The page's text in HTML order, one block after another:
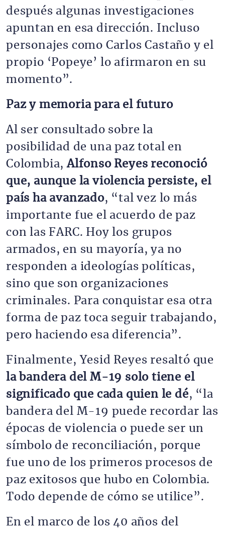
después algunas investigaciones
apuntan en esa dirección. Incluso
personajes como Carlos Castaño y el
propio ‘Popeye’ lo afirmaron en su
momento”.
Paz y memoria para el futuro
Al ser consultado sobre la
posibilidad de una paz total en
Colombia,Alfonso Reyes reconoció
que, aunque la violencia persiste, el
país ha avanzado, “tal vez lo más
importante fue el acuerdo de paz
con las FARC. Hoy los grupos
armados, en su mayoría, ya no
responden a ideologías políticas,
sino que son organizaciones
criminales. Para conquistar esa otra
forma de paz toca seguir trabajando,
pero haciendo esa diferencia”.
Finalmente, Yesid Reyes resaltó que
la bandera del M-19 solo tiene el
significado que cada quien le dé, “la
bandera del M-19 puede recordar las
épocas de violencia o puede ser un
símbolo de reconciliación, porque
fue uno de los primeros procesos de
paz exitosos que hubo en Colombia.
Todo depende de cómo se utilice”.
En el marco de los 40 años del